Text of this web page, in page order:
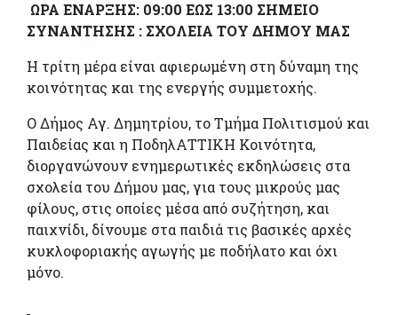
ΩΡΑ ΕΝΑΡΞΗΣ: 09:00 ΕΩΣ 13:00 ΣΗΜΕΙΟ
ΣΥΝΑΝΤΗΣΗΣ : ΣΧΟΛΕΙΑ ΤΟΥ ΔΗΜΟΥ ΜΑΣ
Η τρίτη μέρα είναι αφιερωμένη στη δύναμη της
κοινότητας και της ενεργής συμμετοχής.
Ο Δήμος Αγ. Δημητρίου, το Τμήμα Πολιτισμού και
Παιδείας και η ΠοδηλΑΤΤΙΚΗ Κοινότητα,
διοργανώνουν ενημερωτικές εκδηλώσεις στα
σχολεία του Δήμου μας, για τους μικρούς μας
φίλους, στις οποίες μέσα από συζήτηση, και
παιχνίδι, δίνουμε στα παιδιά τις βασικές αρχές
κυκλοφοριακής αγωγής με ποδήλατο και όχι
μόνο.